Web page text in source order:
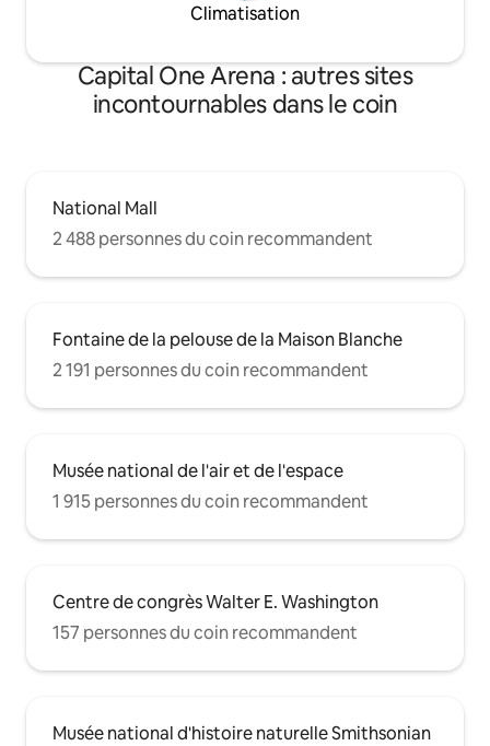
Climatisation
Capital One Arena : autres sites
incontournables dans le coin
National Mall
2 488 personnes du coin recommandent
Fontaine de la pelouse de la Maison Blanche
2 191 personnes du coin recommandent
Musée national de l'air et de l'espace
1 915 personnes du coin recommandent
Centre de congrès Walter E. Washington
157 personnes du coin recommandent
Musée national d'histoire naturelle Smithsonian